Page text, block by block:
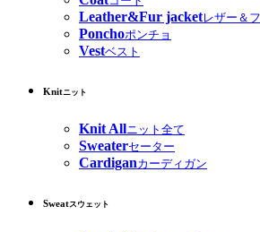
Leather&Fur jacketレザー＆
Ponchoポンチョ
Vestベスト
Knitニット
Knit Allニット全て
Sweaterセーター
Cardiganカーディガン
Sweatスウェット